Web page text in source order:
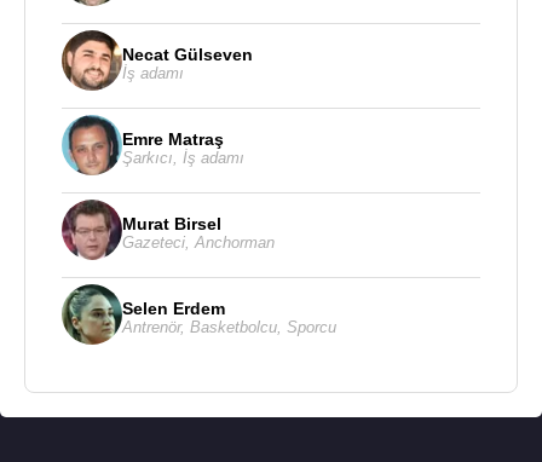
Necat Gülseven
İş adamı
Emre Matraş
Şarkıcı İş adamı
Murat Birsel
Gazeteci Anchorman
Selen Erdem
Antrenör, Basketbolcu Sporcu